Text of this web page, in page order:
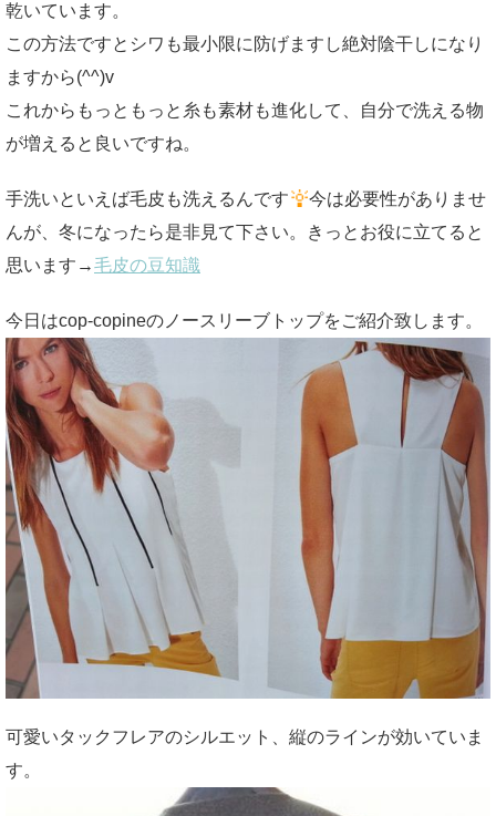
乾いています。
この方法ですとシワも最小限に防げますし絶対陰干しになり
ますから(^^)v
これからもっともっと糸も素材も進化して、自分で洗える物
が増えると良いですね。
手洗いといえば毛皮も洗えるんです
今は必要性がありませ
んが、冬になったら是非見て下さい。きっとお役に立てると
思います→毛皮の豆知識
今日はcop-copineのノースリーブトップをご紹介致します。
可愛いタックフレアのシルエット、縦のラインが効いていま
す。